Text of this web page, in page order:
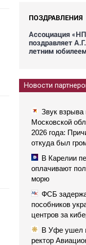
ПОЗДРАВЛЕНИЯ
Ассоциация
поздравляет
летним
Новости
Звук
Московской
2026 года:
откуда был
В Карелии
оплачивают
морю
ФСБ
пособников
центров за
В Уфе ушел
ректор